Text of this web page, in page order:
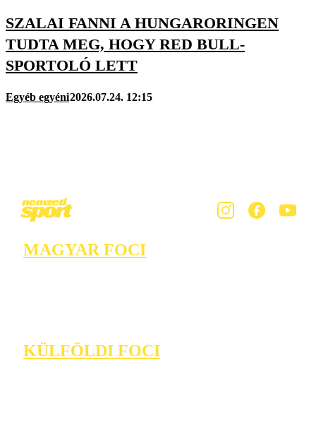
SZALAI FANNI A HUNGARORINGEN
TUDTA MEG, HOGY RED BULL-
SPORTOLÓ LETT
Egyéb egyéni2026.07.24. 12:15
MAGYAR FOCI
KÜLFÖLDI FOCI